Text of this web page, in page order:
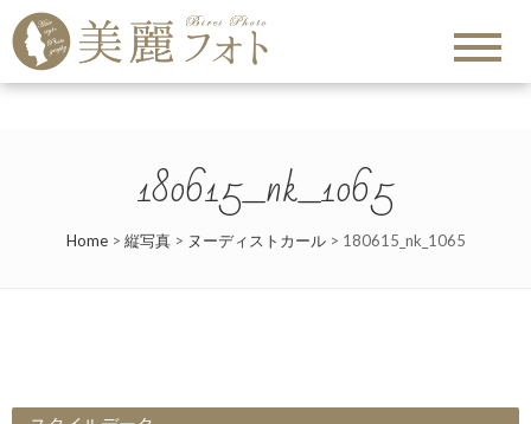
180615_nk_1065
Home> 縦写真> ヌーディストカール> 180615_nk_1065